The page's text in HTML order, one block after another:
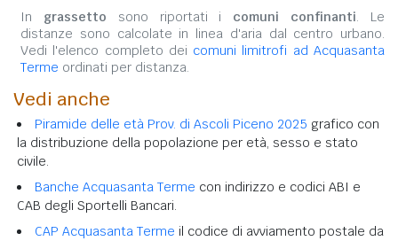
In grassetto sono riportati i comuni confinanti. Le
distanze sono calcolate in linea d'aria dal centro urbano.
Vedi l'elenco completo dei comuni limitrofi ad Acquasanta
Terme ordinati per distanza.
Vedi anche
Piramide delle età Prov. di Ascoli Piceno 2025 grafico con
la distribuzione della popolazione per età, sesso e stato
civile.
Banche Acquasanta Terme con indirizzo e codici ABI e
CAB degli Sportelli Bancari.
CAP Acquasanta Terme il codice di avviamento postale da